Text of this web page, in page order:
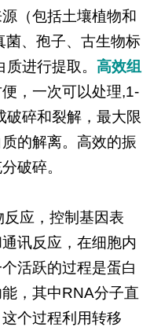
（包括土壤植物和
菌、孢子、古生物标
进行提取。 高效组
，一次可以处理,1-
破碎和裂解，最大限
的解离。高效的振
破碎。
应，控制基因表
讯反应，在细胞内
活跃的过程是蛋白
，其中RNA分子直
个过程利用转移